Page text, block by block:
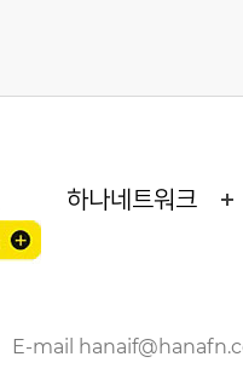
하나네트워크
E-mail